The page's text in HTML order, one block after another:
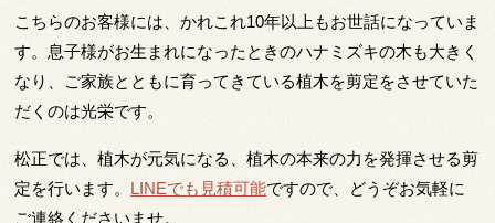
こちらのお客様には、かれこれ10年以上もお世話になっていま
す。息子様がお生まれになったときのハナミズキの木も大きく
なり、ご家族とともに育ってきている植木を剪定をさせていた
だくのは光栄です。
松正では、植木が元気になる、植木の本来の力を発揮させる剪
定を行います。 LINEでも見積可能ですので、どうぞお気軽に
ご連絡くださいませ。